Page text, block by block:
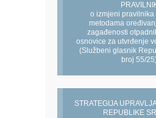
o izmjeni pravilnika
metodama
zagađenosti
osnovice za utvrđenje
(Službeni glasnik
broj 55/
STRATEGIJA
REPUBLIKE